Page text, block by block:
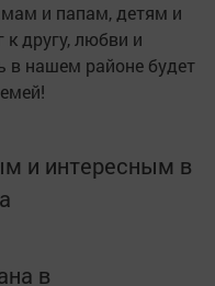
и папам, детям и
другу, любви и
в нашем районе будет
и интересным в
в